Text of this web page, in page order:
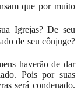
que por muito
Igrejas? De seu
de seu cônjuge?
haverão de dar
Pois por suas
será condenado.